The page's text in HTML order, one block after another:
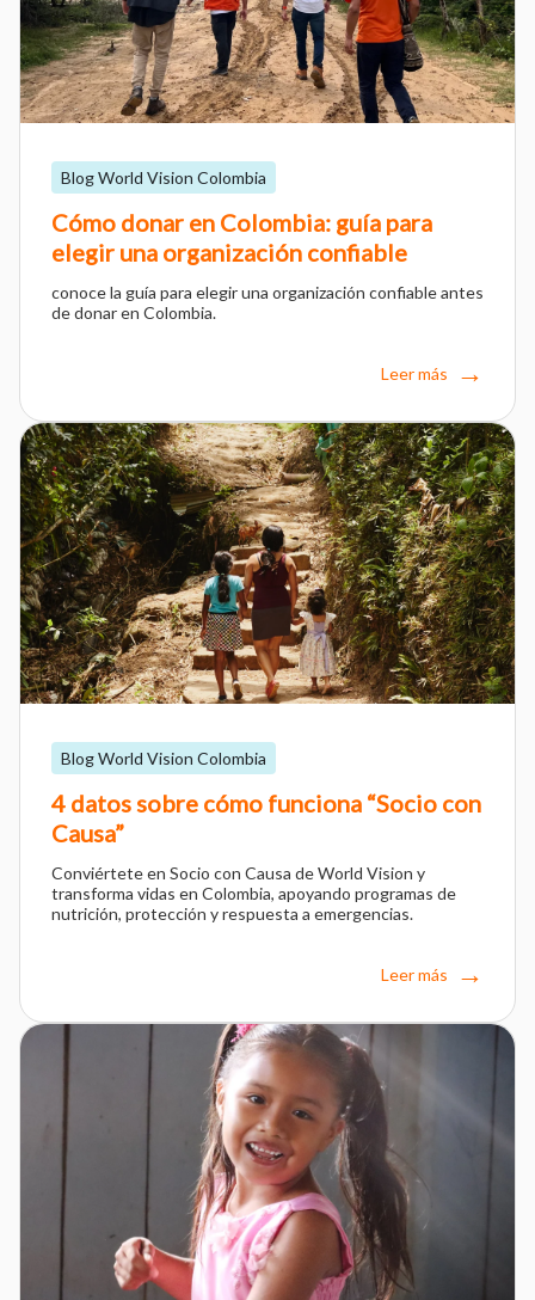
Blog World Vision Colombia
Cómo donar en Colombia: guía para
elegir una organización confiable
conoce la guía para elegir una organización confiable antes
de donar en Colombia.
Leer más
Blog World Vision Colombia
4 datos sobre cómo funciona “Socio con
Causa”
Conviértete en Socio con Causa de World Vision y
transforma vidas en Colombia, apoyando programas de
nutrición, protección y respuesta a emergencias.
Leer más